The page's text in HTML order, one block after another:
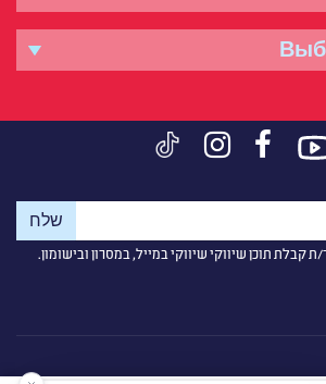
תוכן שיווקי שיווקי במייל, במסרון ובישומון.